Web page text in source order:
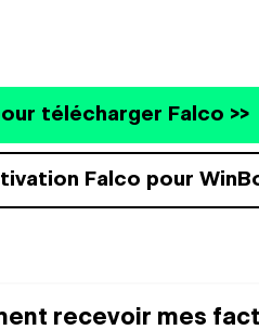
télécharger Falco >>
Falco pour
recevoir mes